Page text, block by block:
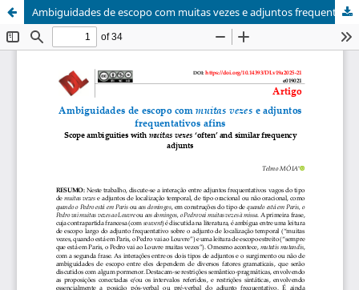
Ambiguidades de escopo com muitas vezes e adjuntos frequentativos afins